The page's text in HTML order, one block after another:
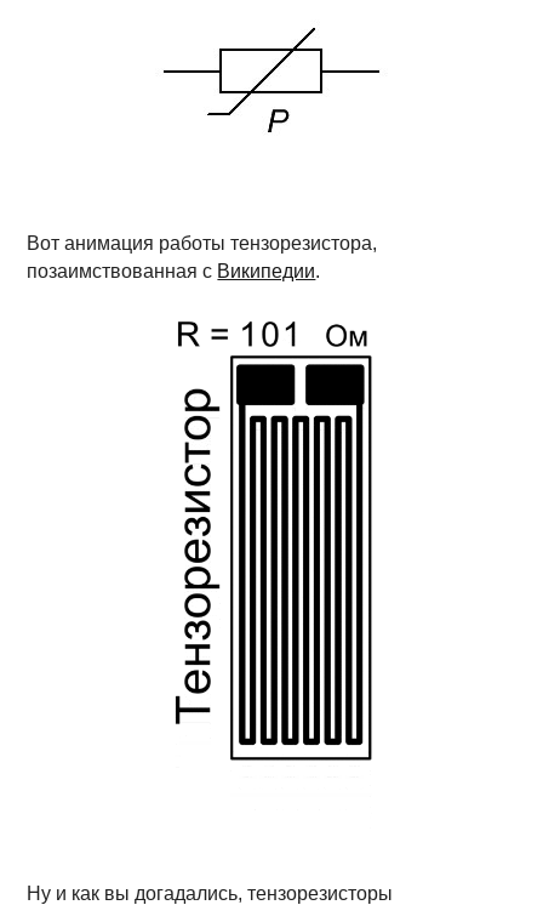
Вот анимация работы тензорезистора,
позаимствованная с Википедии.
Ну и как вы догадались, тензорезисторы